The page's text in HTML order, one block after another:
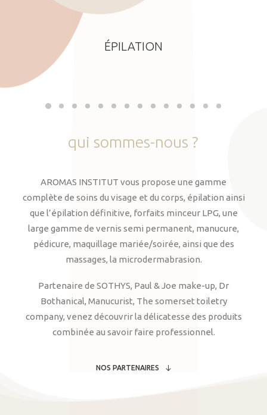
ÉPILATION
qui sommes-nous ?
AROMAS INSTITUT vous propose une gamme
complète de soins du visage et du corps, épilation ainsi
que l’épilation définitive, forfaits minceur LPG, une
large gamme de vernis semi permanent, manucure,
pédicure, maquillage mariée/soirée, ainsi que des
massages, la microdermabrasion.
Partenaire de SOTHYS, Paul & Joe make-up, Dr
Bothanical, Manucurist, The somerset toiletry
company, venez découvrir la délicatesse des produits
combinée au savoir faire professionnel.
NOS PARTENAIRES